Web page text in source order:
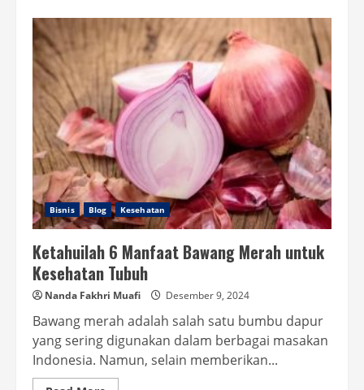
Buat
Sambal
Bawang
yang
Nikmat
Bisnis Blog Kesehatan
Ketahuilah 6 Manfaat Bawang Merah untuk
Kesehatan Tubuh
Nanda Fakhri Muafi Desember 9, 2024
Bawang merah adalah salah satu bumbu dapur
yang sering digunakan dalam berbagai masakan
Indonesia. Namun, selain memberikan...